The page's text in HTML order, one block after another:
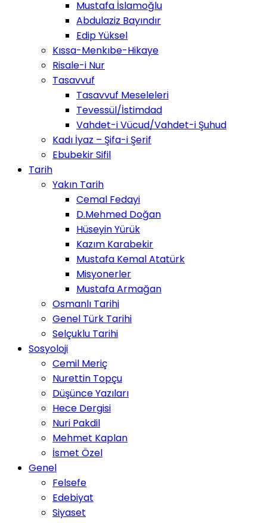
Mustafa İslamoğlu
Abdulaziz Bayındır
Edip Yüksel
Kıssa-Menkıbe-Hikaye
Risale-i Nur
Tasavvuf
Tasavvuf Meseleleri
Tevessül/İstimdad
Vahdet-i Vücud/Vahdet-i Şuhud
Kadı İyaz – Şifa-i Şerif
Ebubekir Sifil
Tarih
Yakın Tarih
Cemal Fedayi
D.Mehmed Doğan
Hüseyin Yürük
Kazım Karabekir
Mustafa Kemal Atatürk
Misyonerler
Mustafa Armağan
Osmanlı Tarihi
Genel Türk Tarihi
Selçuklu Tarihi
Sosyoloji
Cemil Meriç
Nurettin Topçu
Düşünce Yazıları
Hece Dergisi
Nuri Pakdil
Mehmet Kaplan
İsmet Özel
Genel
Felsefe
Edebiyat
Siyaset